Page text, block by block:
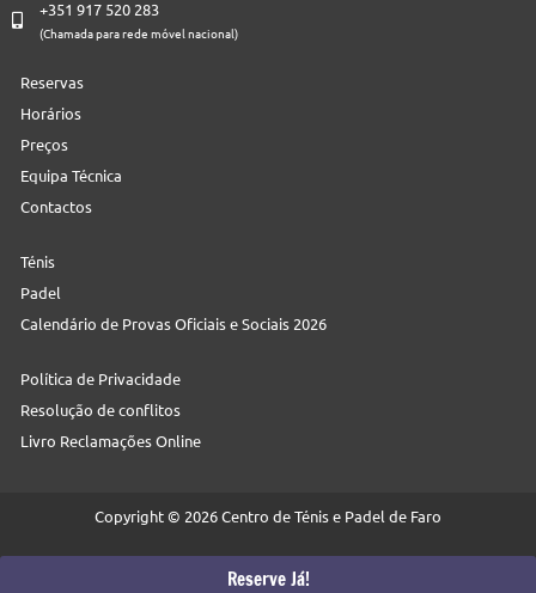
Reserve Já!
+351 917 520 283
(Chamada para rede móvel nacional)
Reservas
Horários
Preços
Equipa Técnica
Contactos
Ténis
Padel
Calendário de Provas Oficiais e Sociais 2026
Política de Privacidade
Resolução de conflitos
Livro Reclamações Online
Copyright © 2026 Centro de Ténis e Padel de Faro
Web:Neteuro